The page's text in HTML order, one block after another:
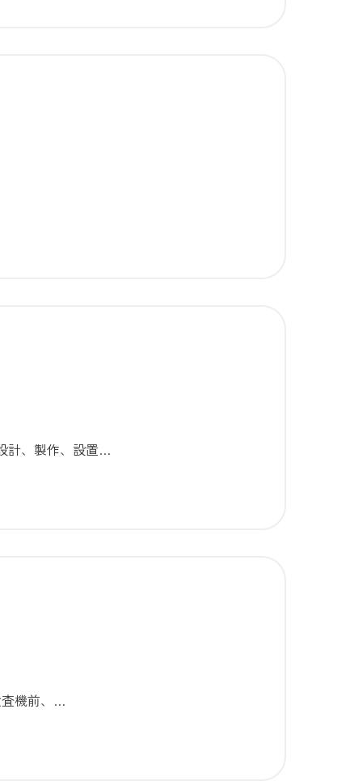
計、製作、設置…
査機前、…